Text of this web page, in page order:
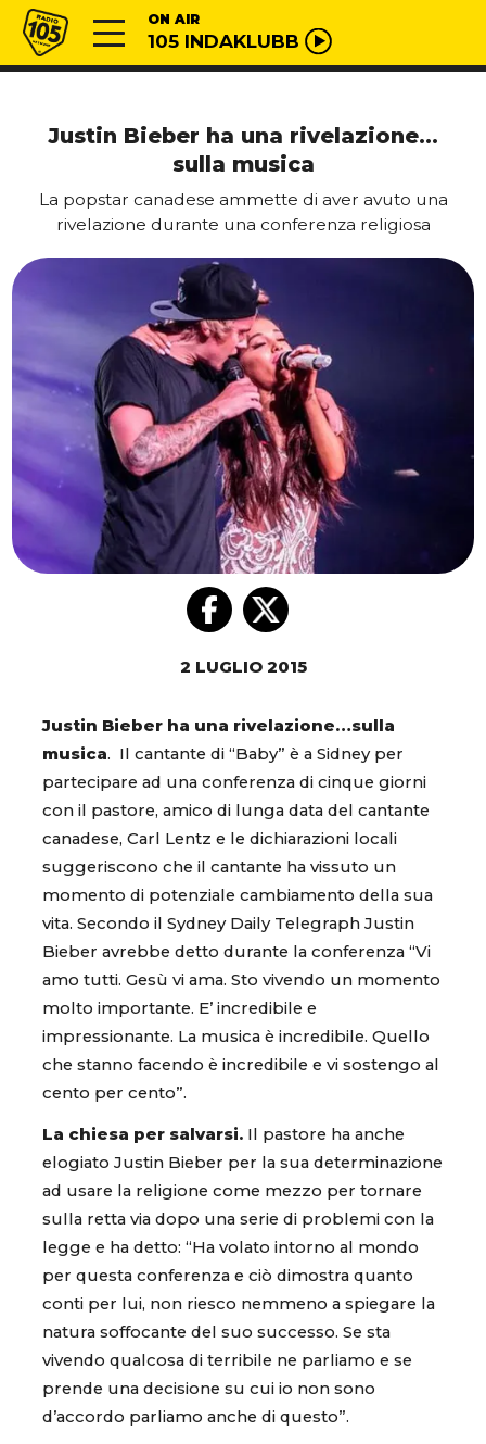
Vai al contenuto
Radio 105 ON AIR
105 INDAKLUBB
Justin Bieber ha una rivelazione…
sulla musica
La popstar canadese ammette di aver avuto una
rivelazione durante una conferenza religiosa
2 LUGLIO 2015
Justin Bieber ha una rivelazione…sulla
musica. Il cantante di “Baby” è a Sidney per
partecipare ad una conferenza di cinque giorni
con il pastore, amico di lunga data del cantante
canadese, Carl Lentz e le dichiarazioni locali
suggeriscono che il cantante ha vissuto un
momento di potenziale cambiamento della sua
vita. Secondo il Sydney Daily Telegraph Justin
Bieber avrebbe detto durante la conferenza “Vi
amo tutti. Gesù vi ama. Sto vivendo un momento
molto importante. E’ incredibile e
impressionante. La musica è incredibile. Quello
che stanno facendo è incredibile e vi sostengo al
cento per cento”.
La chiesa per salvarsi. Il pastore ha anche
elogiato Justin Bieber per la sua determinazione
ad usare la religione come mezzo per tornare
sulla retta via dopo una serie di problemi con la
legge e ha detto: “Ha volato intorno al mondo
per questa conferenza e ciò dimostra quanto
conti per lui, non riesco nemmeno a spiegare la
natura soffocante del suo successo. Se sta
vivendo qualcosa di terribile ne parliamo e se
prende una decisione su cui io non sono
d’accordo parliamo anche di questo”.